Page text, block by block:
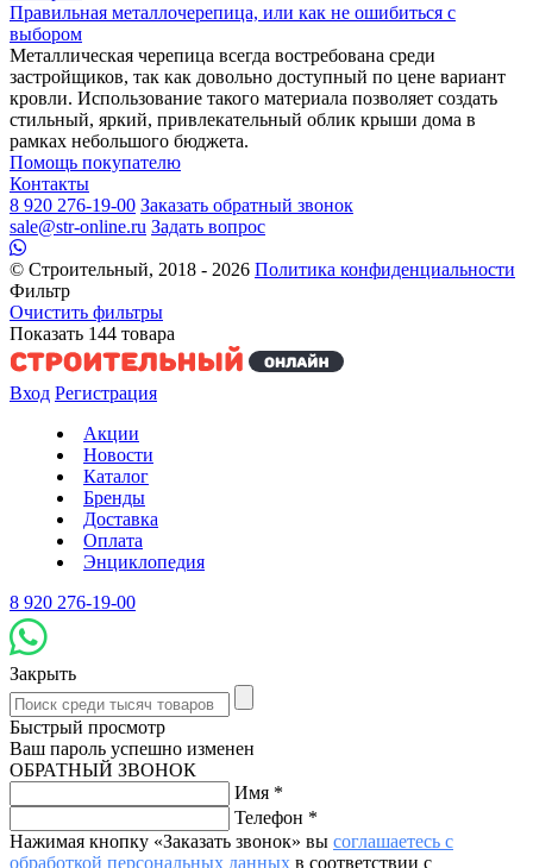
Правильная металлочерепица, или как не ошибиться с
выбором
Металлическая черепица всегда востребована среди
застройщиков, так как довольно доступный по цене вариант
кровли. Использование такого материала позволяет создать
стильный, яркий, привлекательный облик крыши дома в
рамках небольшого бюджета.
Помощь покупателю
Контакты
8 920 276-19-00 Заказать обратный звонок
sale@str-online.ru Задать вопрос
© Строительный, 2018 - 2026 Политика конфиденциальности
Фильтр
Очистить фильтры
Показать 144 товара
Вход Регистрация
Акции
Новости
Каталог
Бренды
Доставка
Оплата
Энциклопедия
8 920 276-19-00
Закрыть
Быстрый просмотр
Ваш пароль успешно изменен
ОБРАТНЫЙ ЗВОНОК
Имя *
Телефон *
Нажимая кнопку «Заказать звонок» вы соглашаетесь с
обработкой персональных данных в соответствии с